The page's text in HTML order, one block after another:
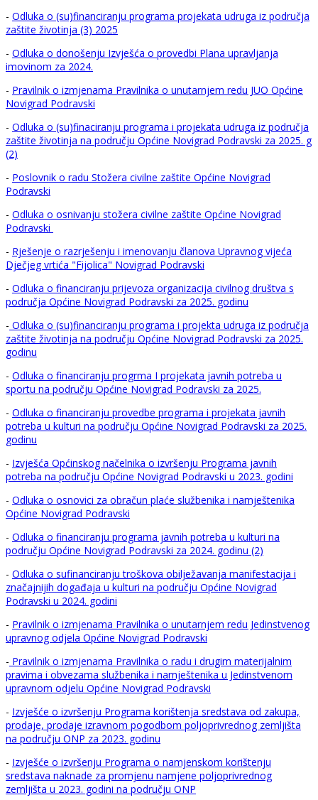
- Odluka o (su)financiranju programa projekata udruga iz područja
zaštite životinja (3) 2025
- Odluka o donošenju Izvješća o provedbi Plana upravljanja
imovinom za 2024.
- Pravilnik o izmjenama Pravilnika o unutarnjem redu JUO Općine
Novigrad Podravski
- Odluka o (su)finaciranju programa i projekata udruga iz područja
zaštite životinja na području Općine Novigrad Podravski za 2025. g
(2)
- Poslovnik o radu Stožera civilne zaštite Općine Novigrad
Podravski
- Odluka o osnivanju stožera civilne zaštite Općine Novigrad
Podravski
- Rješenje o razrješenju i imenovanju članova Upravnog vijeća
Dječjeg vrtića "Fijolica" Novigrad Podravski
- Odluka o financiranju prijevoza organizacija civilnog društva s
područja Općine Novigrad Podravski za 2025. godinu
- Odluka o (su)financiranju programa i projekta udruga iz područja
zaštite životinja na području Općine Novigrad Podravski za 2025.
godinu
- Odluka o financiranju progrma I projekata javnih potreba u
sportu na području Općine Novigrad Podravski za 2025.
- Odluka o financiranju provedbe programa i projekata javnih
potreba u kulturi na području Općine Novigrad Podravski za 2025.
godinu
- Izvješća Općinskog načelnika o izvršenju Programa javnih
potreba na području Općine Novigrad Podravski u 2023. godini
- Odluka o osnovici za obračun plaće službenika i namještenika
Općine Novigrad Podravski
- Odluka o financiranju programa javnih potreba u kulturi na
području Općine Novigrad Podravski za 2024. godinu (2)
- Odluka o sufinanciranju troškova obilježavanja manifestacija i
značajnijih događaja u kulturi na području Općine Novigrad
Podravski u 2024. godini
- Pravilnik o izmjenama Pravilnika o unutarnjem redu Jedinstvenog
upravnog odjela Općine Novigrad Podravski
- Pravilnik o izmjenama Pravilnika o radu i drugim materijalnim
pravima i obvezama službenika i namještenika u Jedinstvenom
upravnom odjelu Općine Novigrad Podravski
- Izvješće o izvršenju Programa korištenja sredstava od zakupa,
prodaje, prodaje izravnom pogodbom poljoprivrednog zemljišta
na području ONP za 2023. godinu
- Izvješće o izvršenju Programa o namjenskom korištenju
sredstava naknade za promjenu namjene poljoprivrednog
zemljišta u 2023. godini na području ONP